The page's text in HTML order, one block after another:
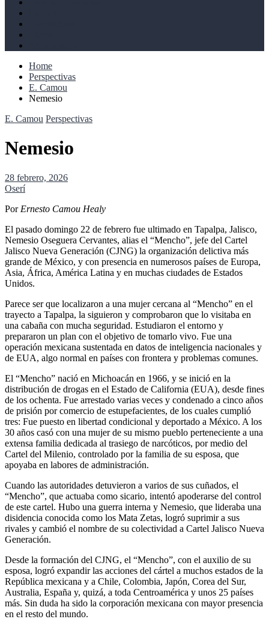
Home
Perspectivas
E. Camou
Nemesio
E. Camou Perspectivas
Nemesio
28 febrero, 2026
Oserí
Por Ernesto Camou Healy
El pasado domingo 22 de febrero fue ultimado en Tapalpa, Jalisco,
Nemesio Oseguera Cervantes, alias el “Mencho”, jefe del Cartel
Jalisco Nueva Generación (CJNG) la organización delictiva más
grande de México, y con presencia en numerosos países de Europa,
Asia, África, América Latina y en muchas ciudades de Estados
Unidos.
Parece ser que localizaron a una mujer cercana al “Mencho” en el
trayecto a Tapalpa, la siguieron y comprobaron que lo visitaba en
una cabaña con mucha seguridad. Estudiaron el entorno y
prepararon un plan con el objetivo de tomarlo vivo. Fue una
operación mexicana sustentada en datos de inteligencia nacionales y
de EUA, algo normal en países con frontera y problemas comunes.
El “Mencho” nació en Michoacán en 1966, y se inició en la
distribución de drogas en el Estado de California (EUA), desde fines
de los ochenta. Fue arrestado varias veces y condenado a cinco años
de prisión por comercio de estupefacientes, de los cuales cumplió
tres: Fue puesto en libertad condicional y deportado a México. A los
30 años casó con una mujer de su mismo pueblo perteneciente a una
extensa familia dedicada al trasiego de narcóticos, por medio del
Cartel del Milenio, controlado por la familia de su esposa, que
apoyaba en labores de administración.
Cuando las autoridades detuvieron a varios de sus cuñados, el
“Mencho”, que actuaba como sicario, intentó apoderarse del control
de este cartel. Hubo una guerra interna y Nemesio, que lideraba una
disidencia conocida como los Mata Zetas, logró suprimir a sus
rivales y cambió el nombre de su colectividad a Cartel Jalisco Nueva
Generación.
Desde la formación del CJNG, el “Mencho”, con el auxilio de su
esposa, logró expandir las acciones del cártel a muchos estados de la
República mexicana y a Chile, Colombia, Japón, Corea del Sur,
Australia, España y, quizá, a toda Centroamérica y unos 25 países
más. Sin duda ha sido la corporación mexicana con mayor presencia
en el resto del mundo.